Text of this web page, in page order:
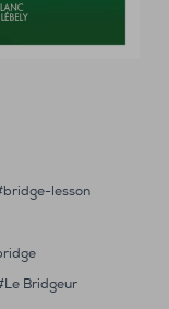
bridge-lesson
Le Bridgeur